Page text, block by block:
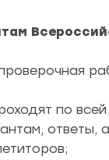
по
ответы,